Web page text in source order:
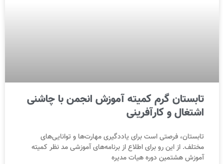
تابستان گرم کمیته آموزش انجمن با چاشنی
اشتغال و کارآفرینی
تابستان، فرصتی است برای یاددگیری مهارت‌ها و توانایی‌های
مختلف. از این رو برای اطلاع از برنامه‌های آموزشی مد نظر کمیته
آموزش هشتمین دوره هیات مدیره